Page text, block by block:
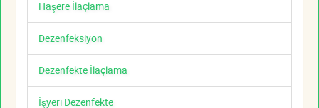
Haşere İlaçlama
Dezenfeksiyon
Dezenfekte İlaçlama
İşyeri Dezenfekte